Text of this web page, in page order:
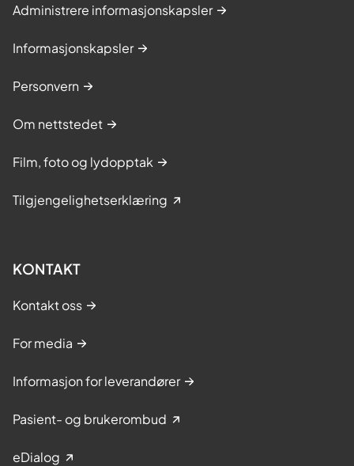
Administrere informasjonskapsler
Informasjonskapsler
Personvern
Om nettstedet
Film, foto og lydopptak
Tilgjengelighetserklæring
KONTAKT
Kontakt oss
For media
Informasjon for leverandører
Pasient- og brukerombud
eDialog